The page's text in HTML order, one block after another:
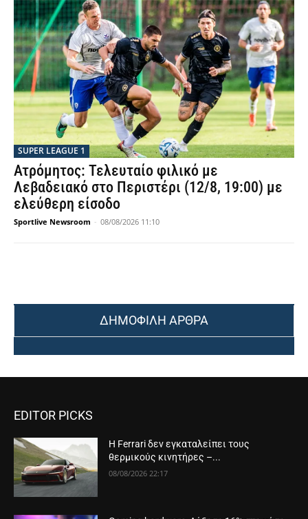
SUPER LEAGUE 1
Ατρόμητος: Τελευταίο φιλικό με
Λεβαδειακό στο Περιστέρι (12/8, 19:00) με
ελεύθερη είσοδο
Sportlive Newsroom - 08/08/2026 11:10
ΔΗΜΟΦΙΛΗ ΑΡΘΡΑ
EDITOR PICKS
Η Ferrari δεν εγκαταλείπει τους
θερμικούς κινητήρες –...
08/08/2026 22:17